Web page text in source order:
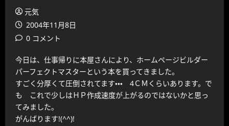
元気
2004年11月8日
0 コメント
今日は、仕事帰りに本屋さんにより、ホームページビルダー
パーフェクトマスターという本を買ってきました。
すごく分厚くて圧倒されてます・・・ 4ＣＭくらいあります。で
も これで少しはＨＰ作成速度が上がるのではないかと思っ
てみました。
がんばります!(^^)!